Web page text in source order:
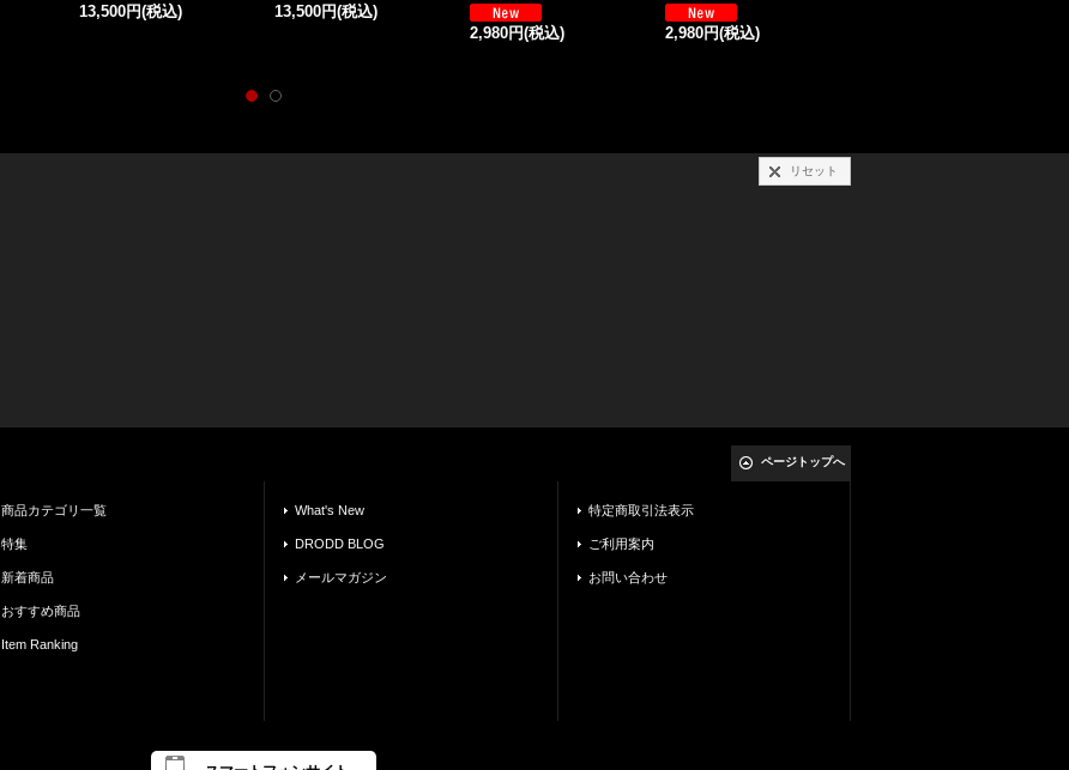
13,500円(税込)
13,500円(税込)
2,980円(税込) 2,980円(税込)
リセット
ページトップへ
商品カテゴリ一覧
特集
新着商品
おすすめ商品
Item Ranking
What's New
DRODD BLOG
メールマガジン
特定商取引法表示
ご利用案内
お問い合わせ